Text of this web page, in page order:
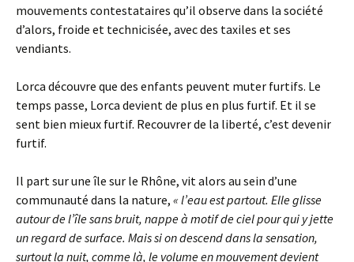
mouvements contestataires qu’il observe dans la société
d’alors, froide et technicisée, avec des taxiles et ses
vendiants.
Lorca découvre que des enfants peuvent muter furtifs. Le
temps passe, Lorca devient de plus en plus furtif. Et il se
sent bien mieux furtif. Recouvrer de la liberté, c’est devenir
furtif.
Il part sur une île sur le Rhône, vit alors au sein d’une
communauté dans la nature, « l’eau est partout. Elle glisse
autour de l’île sans bruit, nappe à motif de ciel pour qui y jette
un regard de surface. Mais si on descend dans la sensation,
surtout la nuit, comme là, le volume en mouvement devient